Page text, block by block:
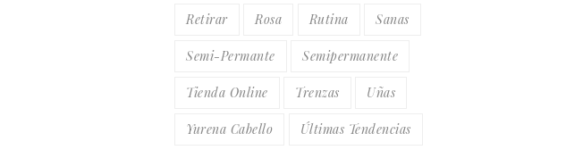
Retirar Rosa Rutina Sanas
Semi-Permante Semipermanente
Tienda Online Trenzas Uñas
Yurena Cabello Últimas Tendencias